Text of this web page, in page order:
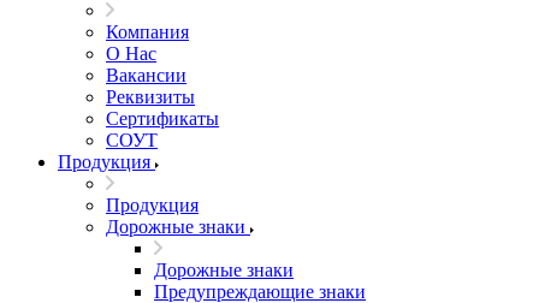
Компания
О Нас
Вакансии
Реквизиты
Сертификаты
СОУТ
Продукция
Продукция
Дорожные знаки
Дорожные знаки
Предупреждающие знаки